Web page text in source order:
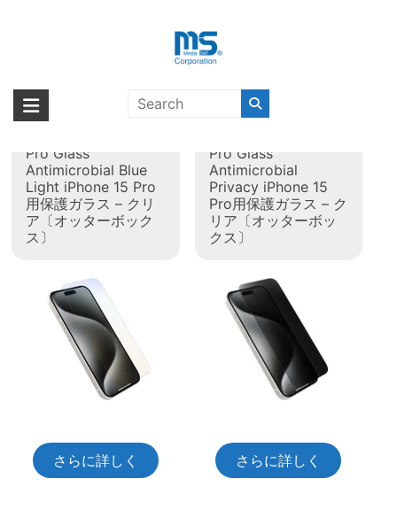
海外輸入ブランド商品｜株式会社
海外事業部が取り揃えている海外輸入商品には、日本では珍しい「海外ブ
ランド」をはじめ「ユニークな商品」「機能的な商品」「コストパフォー
タグ: iPhone 15 Pro
Pro Glass
Antimicrobial Blue
Light iPhone 15 Pro
用保護ガラス – クリ
ア〔オッターボック
ス〕
さらに詳しく
Pro Glass
Antimicrobial
Privacy iPhone 15
Pro用保護ガラス – ク
リア〔オッターボッ
クス〕
さらに詳しく